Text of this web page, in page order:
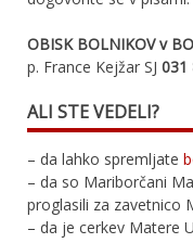
OBISK BOLNIKOV v
p. France Kejžar SJ 031
ALI STE VEDELI?
– da lahko spremljate
– da so Mariborčani
proglasili za zavetnico
– da je cerkev Matere